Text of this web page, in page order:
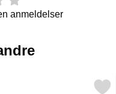
anmeldelser
som favoritt
Merk bordnummer på